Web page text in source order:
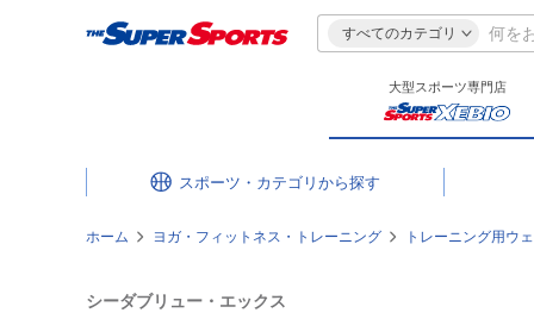
すべてのカテゴリ
大型スポーツ専門店
スポーツ・カテゴリ
ホーム ヨガ・フィットネス・トレーニング トレーニング用ウ
シーダブリュー・エックス